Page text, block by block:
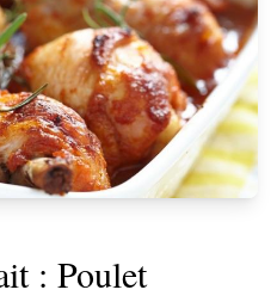
: Poulet